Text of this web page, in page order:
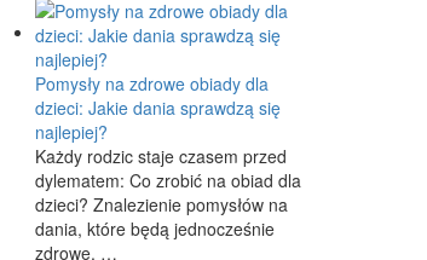
Pomysły na zdrowe obiady dla
dzieci: Jakie dania sprawdzą się
najlepiej?
Każdy rodzic staje czasem przed
dylematem: Co zrobić na obiad dla
dzieci? Znalezienie pomysłów na
dania, które będą jednocześnie
zdrowe, …